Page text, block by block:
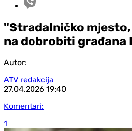
"Stradalničko
na dobrobiti građana
Autor:
ATV redakcija
27.04.2026 19:40
Komentari:
1